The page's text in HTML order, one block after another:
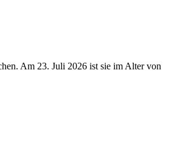
Am 23. Juli 2026 ist sie im Alter von